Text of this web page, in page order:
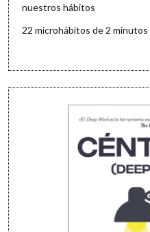
nuestros hábitos
22 microhábitos de 2 minutos